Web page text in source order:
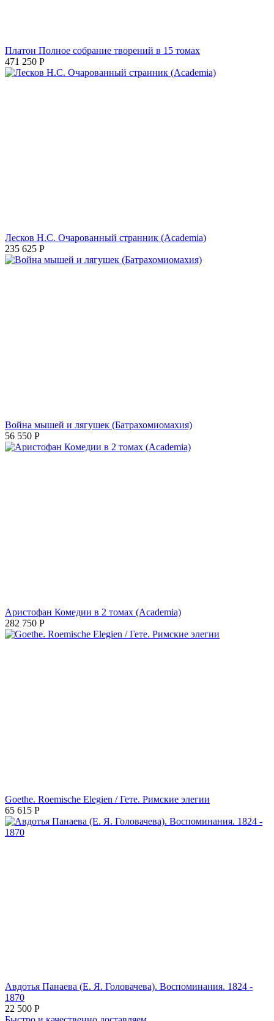
Платон Полное собрание творений в 15 томах
471 250 Р
Лесков Н.С. Очарованный странник (Academia)
235 625 Р
Война мышей и лягушек (Батрахомиомахия)
56 550 Р
Аристофан Комедии в 2 томах (Academia)
282 750 Р
Goethe. Roemische Elegien / Гете. Римские элегии
65 615 Р
Авдотья Панаева (Е. Я. Головачева). Воспоминания. 1824 -
1870
22 500 Р